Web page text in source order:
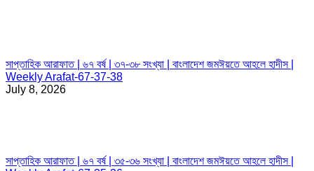
সাপ্তাহিক আরাফাত | ৬৭ বর্ষ | ৩৭-৩৮ সংখ্যা | বাংলাদেশ জমঈয়তে আহলে হাদীস |
Weekly Arafat-67-37-38
July 8, 2026
সাপ্তাহিক আরাফাত | ৬৭ বর্ষ | ৩৫-৩৬ সংখ্যা | বাংলাদেশ জমঈয়তে আহলে হাদীস |